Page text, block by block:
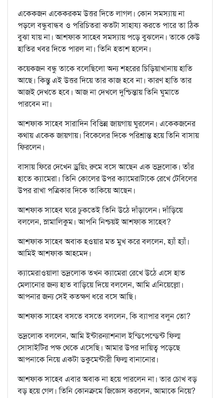
একেকজন একেকরকম উত্তর দিতে লাগল। কোন সমস্যায় না
পড়লে বন্ধুবান্ধব ও পরিচিতরা কতটা সাহায্য করতে পারে তা ঠিক
বুঝা যায় না। আশফাক সাহেব সমস্যায় পড়ে বুঝলেন। তাকে কেউ
হাতির খবর দিতে পারল না। তিনি হতাশ হলেন।
কয়েকজন বন্ধু তাকে বলেছিলো অন্য শহরের চিড়িয়াখানায় হাতি
আছে। কিন্তু এই উত্তর দিয়ে তার কাজ হবে না। কারণ হাতি তার
আজই দেখতে হবে। আজ না দেখলে দুশ্চিন্তায় তিনি ঘুমাতে
পারবেন না।
আশফাক সাহেব সারাদিন বিভিন্ন জায়গায় ঘুরলেন। একেকজনের
কথায় একেক জায়গায়। বিকেলের দিকে পরিশ্রান্ত হয়ে তিনি বাসায়
ফিরলেন।
বাসায় ফিরে দেখেন ড্রয়িং রুমে বসে আছেন এক ভদ্রলোক। তাঁর
হাতে ক্যামেরা। তিনি কোলের উপর ক্যামেরাটাকে রেখে টেবিলের
উপর রাখা পত্রিকার দিকে তাকিয়ে আছেন।
আশফাক সাহেব ঘরে ঢুকতেই তিনি উঠে দাঁড়ালেন। দাঁড়িয়ে
বললেন, স্লামালিকুম। আপনি নিশ্চয়ই আশফাক সাহেব?
আশফাক সাহেব অবাক হওয়ার মত মুখ করে বললেন, হ্যাঁ হ্যাঁ।
আমিই আশফাক আহমেদ।
ক্যামেরাওয়ালা ভদ্রলোক তখন ক্যামেরা রেখে উঠে এসে হাত
মেলানোর জন্য হাত বাড়িয়ে দিয়ে বললেন, আমি এনিয়েল্লো।
আপনার জন্য সেই কতক্ষণ ধরে বসে আছি।
আশফাক সাহেব বসতে বসতে বললেন, কি ব্যাপার বলুন তো?
ভদ্রলোক বললেন, আমি ইন্টারন্যাশনাল ইন্ডিপেন্ডেন্ট ফিল্ম
সোসাইটির পক্ষ থেকে এসেছি। আমার উপর দায়িত্ব পড়েছে
আপনাকে নিয়ে একটা ডকুমেন্টারী ফিল্ম বানানোর।
আশফাক সাহেব এবার অবাক না হয়ে পারলেন না। তার চোখ বড়
বড় হয়ে গেল। তিনি কোনক্রমে জিজ্ঞেস করলেন, আমাকে নিয়ে?